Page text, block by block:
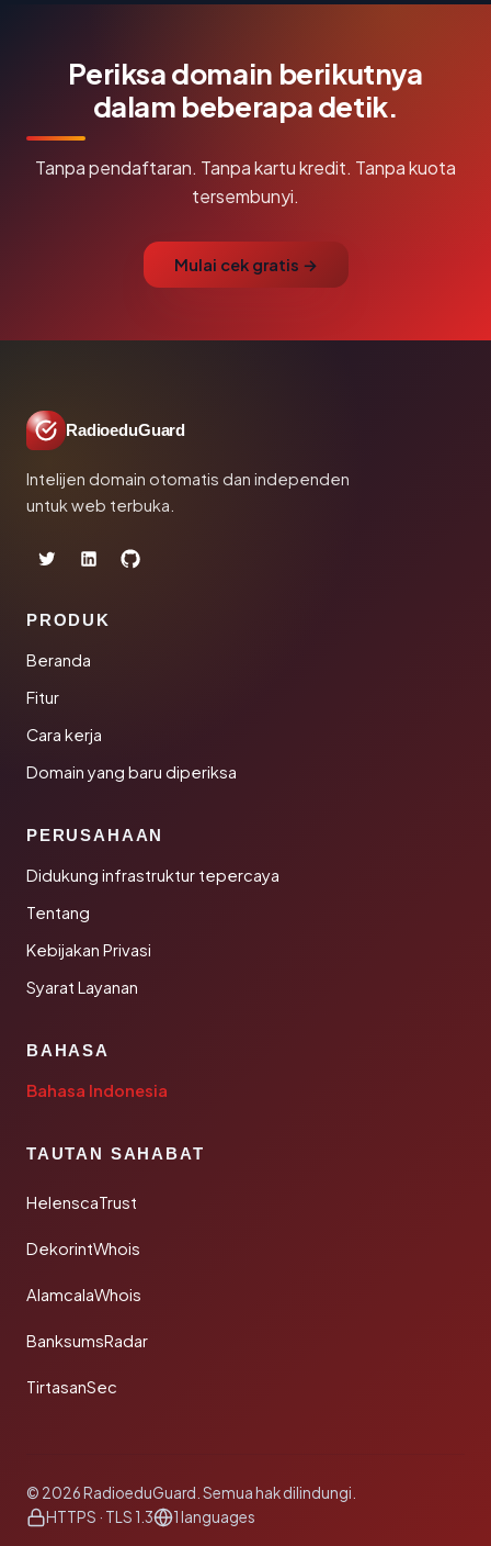
Periksa domain berikutnya
dalam beberapa detik.
Tanpa pendaftaran. Tanpa kartu kredit. Tanpa kuota
tersembunyi.
Mulai cek gratis →
RadioeduGuard
Intelijen domain otomatis dan independen
untuk web terbuka.
PRODUK
Beranda
Fitur
Cara kerja
Domain yang baru diperiksa
PERUSAHAAN
Didukung infrastruktur tepercaya
Tentang
Kebijakan Privasi
Syarat Layanan
BAHASA
Bahasa Indonesia
TAUTAN SAHABAT
HelenscaTrust
DekorintWhois
AlamcalaWhois
BanksumsRadar
TirtasanSec
© 2026 RadioeduGuard. Semua hak dilindungi.
HTTPS · TLS 1.3
1 languages